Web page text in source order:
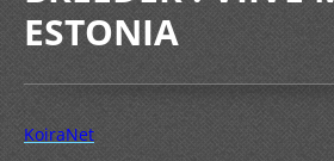
ESTONIA
KoiraNet